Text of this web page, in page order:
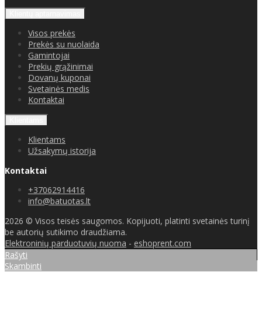
Visos prekės
Prekės su nuolaida
Gamintojai
Prekių grąžinimai
Dovanų kuponai
Svetainės medis
Kontaktai
Klientams
Užsakymų istorija
Kontaktai
+37062914416
info@batuotas.lt
2026 © Visos teisės saugomos. Kopijuoti, platinti svetainės turinį
be autorių sutikimo draudžiama.
Elektroninių parduotuvių nuoma - eshoprent.com
Rašyti
Skambinti